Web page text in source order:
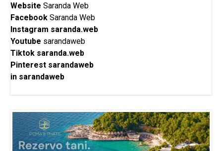
Website Saranda Web
Facebook Saranda Web
Instagram saranda.web
Youtube sarandaweb
Tiktok saranda.web
Pinterest sarandaweb
in sarandaweb